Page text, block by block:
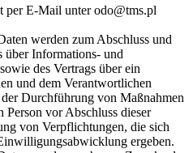
per E-Mail unter odo@tms.pl
werden zum Abschluss und
über Informations- und
des Vertrags über ein
und dem Verantwortlichen
Durchführung von Maßnahmen
Person vor Abschluss dieser
von Verpflichtungen, die sich
ergeben.